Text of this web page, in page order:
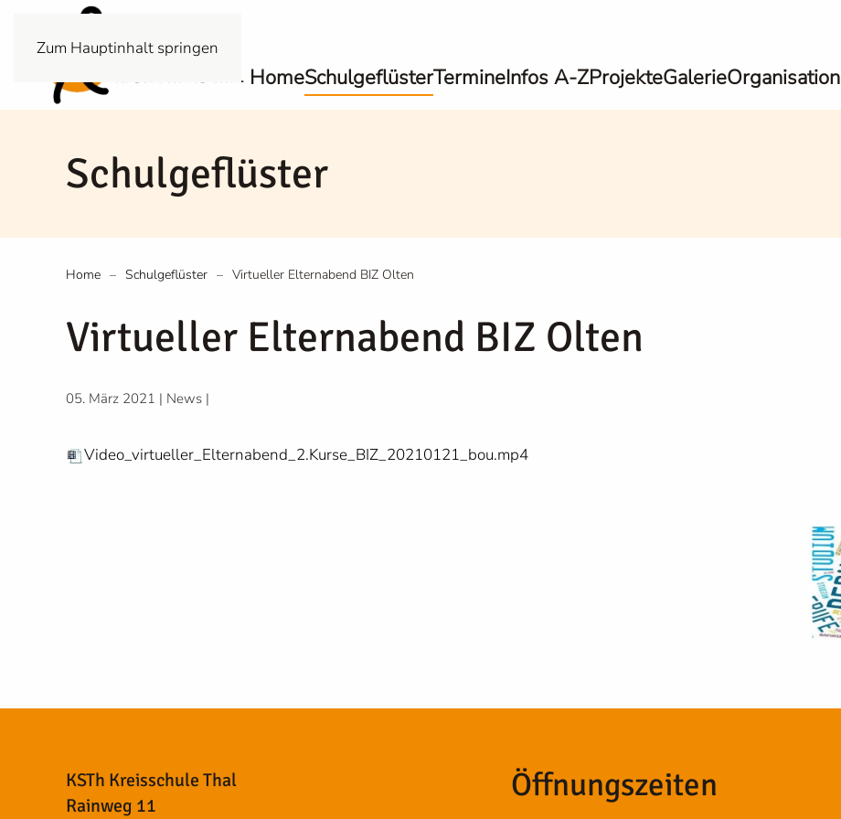
Zum Hauptinhalt springen
HomeSchulgeflüsterTermineInfos A-ZProjekteGalerieOrganisation
Schulgeflüster
Home Schulgeflüster Virtueller Elternabend BIZ Olten
Virtueller Elternabend BIZ Olten
05. März 2021 | News |
Video_virtueller_Elternabend_2.Kurse_BIZ_20210121_bou.mp4
KSTh Kreisschule Thal
Rainweg 11
Öffnungszeiten